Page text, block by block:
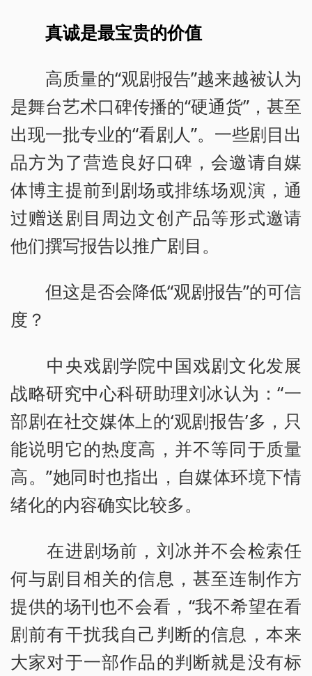
真诚是最宝贵的价值
高质量的“观剧报告”越来越被认为
是舞台艺术口碑传播的“硬通货”，甚至
出现一批专业的“看剧人”。一些剧目出
品方为了营造良好口碑，会邀请自媒
体博主提前到剧场或排练场观演，通
过赠送剧目周边文创产品等形式邀请
他们撰写报告以推广剧目。
但这是否会降低“观剧报告”的可信
度？
中央戏剧学院中国戏剧文化发展
战略研究中心科研助理刘冰认为：“一
部剧在社交媒体上的‘观剧报告’多，只
能说明它的热度高，并不等同于质量
高。”她同时也指出，自媒体环境下情
绪化的内容确实比较多。
在进剧场前，刘冰并不会检索任
何与剧目相关的信息，甚至连制作方
提供的场刊也不会看，“我不希望在看
剧前有干扰我自己判断的信息，本来
大家对于一部作品的判断就是没有标